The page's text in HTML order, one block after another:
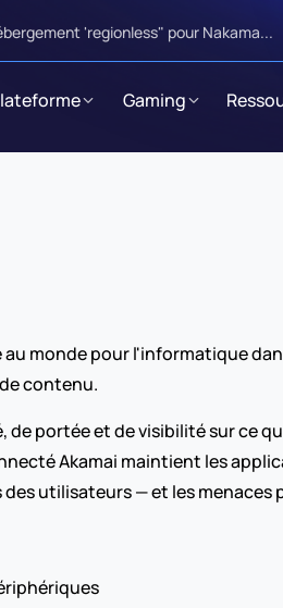
'regionless" pour Nakama...
Gaming
monde pour l'informatique
contenu.
de portée et de visibilité sur ce
Akamai maintient les
utilisateurs — et les menaces